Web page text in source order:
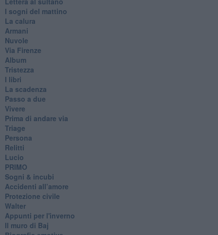
I sogni del mattino
La calura
Armani
Nuvole
Via Firenze
Album
Tristezza
I libri
La scadenza
Passo a due
Vivere
Prima di andare via
Triage
Persona
Relitti
Lucio
PRIMO
Sogni & incubi
Accidenti all’amore
Protezione civile
Walter
Appunti per l'inverno
Il muro di Baj